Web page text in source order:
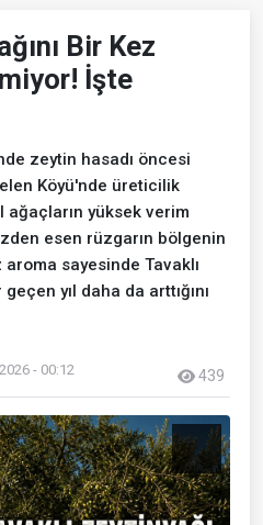
Bir Kez
İşte
zeytin hasadı öncesi
Köyü'nde üreticilik
ağaçların yüksek verim
esen rüzgarın bölgenin
aroma sayesinde Tavaklı
yıl daha da arttığını
- 00:12 439